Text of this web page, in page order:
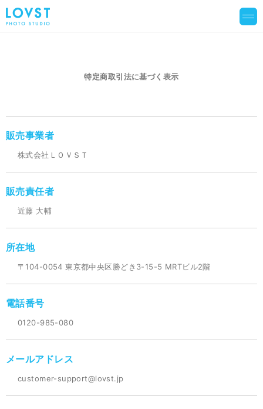
特定商取引法に基づく表示
販売事業者
株式会社ＬＯＶＳＴ
販売責任者
近藤 大輔
所在地
〒104-0054 東京都中央区勝どき3-15-5 MRTビル2階
電話番号
0120-985-080
メールアドレス
customer-support@lovst.jp